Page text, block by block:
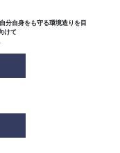
分自身をも守る環境造りを目
けて